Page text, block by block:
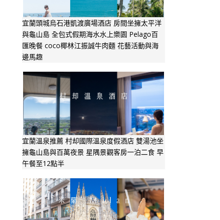
宜蘭頭城烏石港凱渡廣場酒店 房間坐擁太平洋
與龜山島 全包式假期海水水上樂園 Pelago百
匯晚餐 coco椰林江振誠牛肉麵 花藝活動與海
邊馬趣
宜蘭溫泉推薦 村却國際溫泉度假酒店 雙湯池坐
擁龜山島與百萬夜景 星隅景觀客房一泊二食 早
午餐至12點半